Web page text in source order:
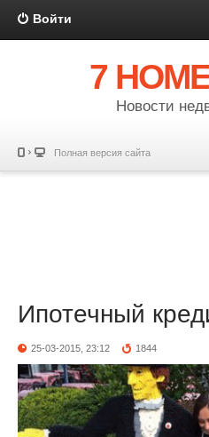
Войти
7
Новости
Полная версия сайта
Ипотечный
25-03-2015, 23:12 1844